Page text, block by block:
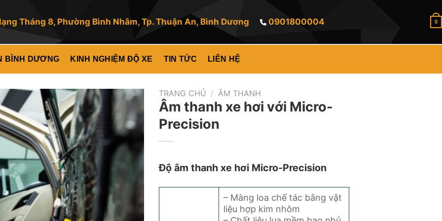
Tháng 8, Phường Bình Nhâm, Tp. Thuận An, Bình Dương 0901800004 0
BÌNH DƯƠNG KINH NGHIỆM ĐỘ XE TIN TỨC LIÊN HỆ
TRANG CHỦ / ÂM THANH
Âm thanh xe hơi với Micro-
Precision
Độ âm thanh xe hơi Micro-Precision
– Màng loa chế tác bằng vật
liệu hợp kim nhôm